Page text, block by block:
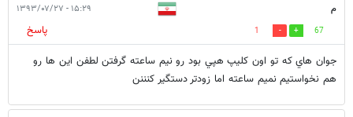
م ۱۵:۲۹ - ۱۳۹۳/۰۷/۲۷
67
1
پاسخ
جوان هاي كه تو اون كليپ هپي بود رو نيم ساعته گرفتن لطفن اين ها رو
هم نخواستيم نميم ساعته اما زودتر دستگير كنننن